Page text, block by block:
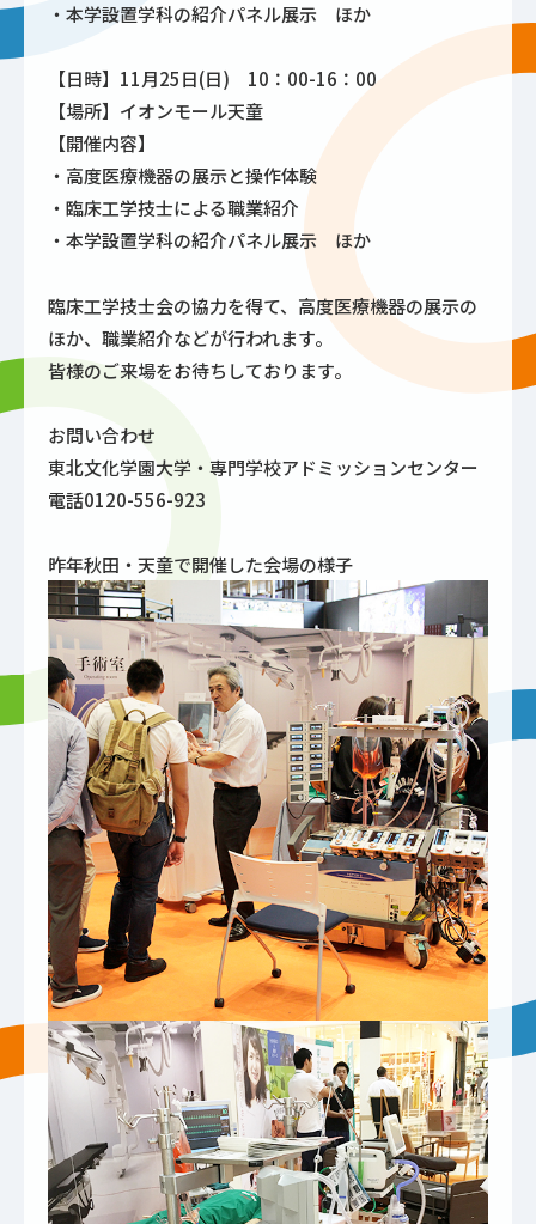
・本学設置学科の紹介パネル展示 ほか
【日時】11月25日(日) 10：00-16：00
【場所】イオンモール天童
【開催内容】
・高度医療機器の展示と操作体験
・臨床工学技士による職業紹介
・本学設置学科の紹介パネル展示 ほか
臨床工学技士会の協力を得て、高度医療機器の展示の
ほか、職業紹介などが行われます。
皆様のご来場をお待ちしております。
お問い合わせ
東北文化学園大学・専門学校アドミッションセンター
電話0120-556-923
昨年秋田・天童で開催した会場の様子